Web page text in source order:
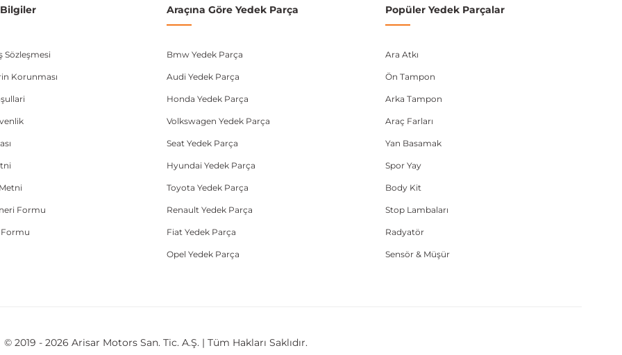
Sözleşmesi
Korunması
Formu
Formu
Araçına Göre Yedek Parça
Bmw Yedek Parça
Audi Yedek Parça
Honda Yedek Parça
Volkswagen Yedek Parça
Seat Yedek Parça
Hyundai Yedek Parça
Toyota Yedek Parça
Renault Yedek Parça
Fiat Yedek Parça
Opel Yedek Parça
Popüler Yedek Parçalar
Ara Atkı
Ön Tampon
Arka Tampon
Araç Farları
Yan Basamak
Spor Yay
Body Kit
Stop Lambaları
Radyatör
Sensör & Müşür
© 2019 - 2026 Arisar Motors San. Tic. A.Ş. | Tüm Hakları Saklıdır.